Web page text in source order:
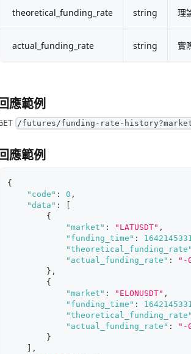
theoretical_funding_rate string 理
actual_funding_rate string 實
回應範例
/futures/funding-rate-
回應範例
{
"code" : 0 ,
"data" :
{
"market" : "LATUSDT" ,
"funding_time" :
"actual_funding_rate" :
"-
} ,
{
"market" : "ELONUSDT" ,
"funding_time" :
"actual_funding_rate" :
"-
}
,